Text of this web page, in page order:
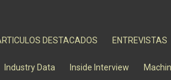
DESTACADOS ENTREVISTAS
Industry Data Inside Interview